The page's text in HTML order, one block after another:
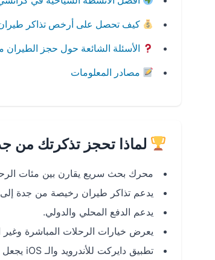
كيف تحصل على أرخص تذاكر
الأسئلة الشائعة حول حجز
مصادر المعلومات
لماذا تحجز تذكرتك من
محرك بحث سريع يقارن بين مئات
يدعم تذاكر طيران رخيصة من جدة إلى
يدعم الدفع المحلي والدولي.
يعرض خيارات الرحلات المباشرة وغير
تطبيق دايركت للأندرويد والـ iOS يجعل عملية الحجز أسرع وأكثر سلاسة.